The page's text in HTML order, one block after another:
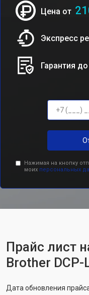
Цена от
Экспресс
Гарантия
Нажимая на кнопку
моих персональных
Прайс лист
Brother DCP-
Дата обновления